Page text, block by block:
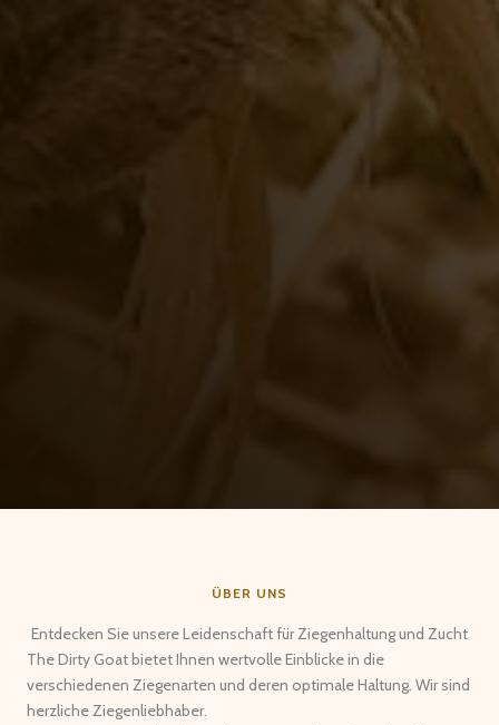
ÜBER UNS
Entdecken Sie unsere Leidenschaft für Ziegenhaltung und Zucht
The Dirty Goat bietet Ihnen wertvolle Einblicke in die
verschiedenen Ziegenarten und deren optimale Haltung. Wir sind
herzliche Ziegenliebhaber.